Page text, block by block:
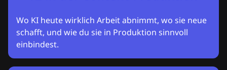
Wo KI heute wirklich Arbeit abnimmt, wo sie neue
schafft, und wie du sie in Produktion sinnvoll
einbindest.